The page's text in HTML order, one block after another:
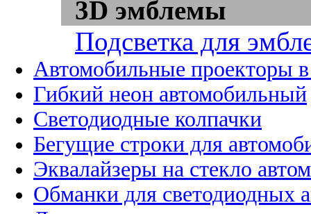
3D эмблемы
Подсветка для
Автомобильные проекторы
Гибкий неон автомобильный
Светодиодные колпачки
Бегущие строки для
Эквалайзеры на стекло
Обманки для светодиодных